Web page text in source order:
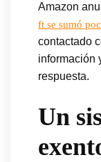
Amazon
ft se sumó
contactado
información
respuesta.
Un